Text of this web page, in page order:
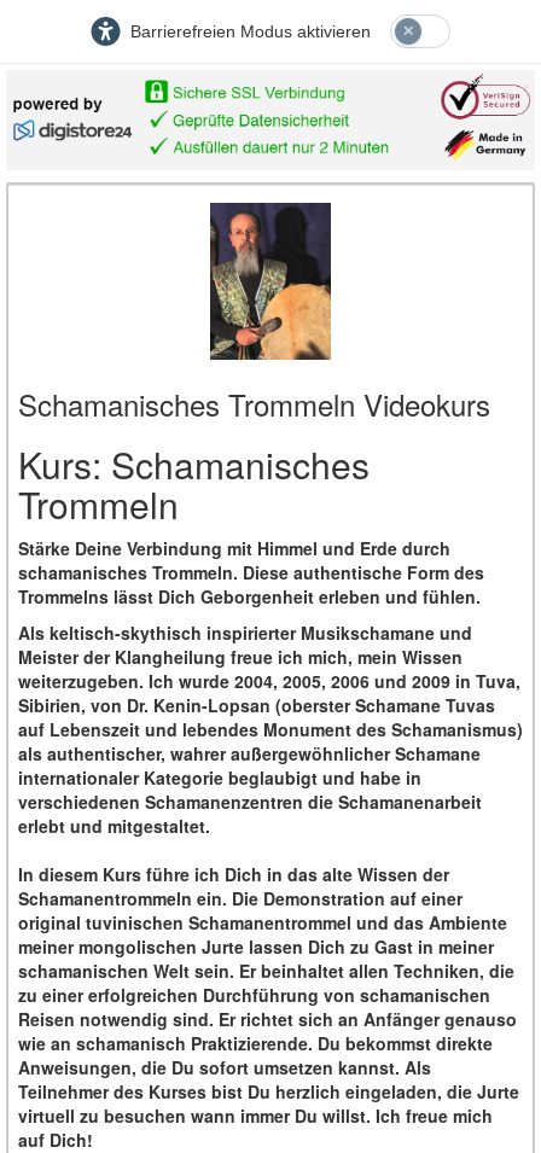
Barrierefreien Modus aktivieren
Schamanisches Trommeln Videokurs
Kurs: Schamanisches
Trommeln
Stärke Deine Verbindung mit Himmel und Erde durch
schamanisches Trommeln. Diese authentische Form des
Trommelns lässt Dich Geborgenheit erleben und fühlen.
Als keltisch-skythisch inspirierter Musikschamane und
Meister der Klangheilung freue ich mich, mein Wissen
weiterzugeben. Ich wurde 2004, 2005, 2006 und 2009 in Tuva,
Sibirien, von Dr. Kenin-Lopsan (oberster Schamane Tuvas
auf Lebenszeit und lebendes Monument des Schamanismus)
als authentischer, wahrer außergewöhnlicher Schamane
internationaler Kategorie beglaubigt und habe in
verschiedenen Schamanenzentren die Schamanenarbeit
erlebt und mitgestaltet.
In diesem Kurs führe ich Dich in das alte Wissen der
Schamanentrommeln ein. Die Demonstration auf einer
original tuvinischen Schamanentrommel und das Ambiente
meiner mongolischen Jurte lassen Dich zu Gast in meiner
schamanischen Welt sein. Er beinhaltet allen Techniken, die
zu einer erfolgreichen Durchführung von schamanischen
Reisen notwendig sind. Er richtet sich an Anfänger genauso
wie an schamanisch Praktizierende. Du bekommst direkte
Anweisungen, die Du sofort umsetzen kannst. Als
Teilnehmer des Kurses bist Du herzlich eingeladen, die Jurte
virtuell zu besuchen wann immer Du willst. Ich freue mich
auf Dich!